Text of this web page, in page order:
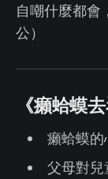
自嘲什麼都
公）
《癩蛤蟆
癩蛤蟆的
父母對